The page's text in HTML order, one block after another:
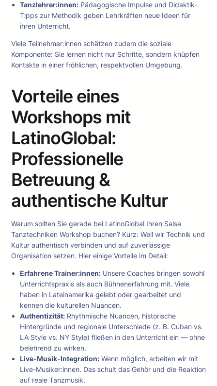
Tanzlehrer:innen: Pädagogische Impulse und Didaktik-
Tipps zur Methodik geben Lehrkräften neue Ideen für
ihren Unterricht.
Viele Teilnehmer:innen schätzen zudem die soziale
Komponente: Sie lernen nicht nur Schritte, sondern knüpfen
Kontakte in einer fröhlichen, respektvollen Umgebung.
Vorteile eines
Workshops mit
LatinoGlobal:
Professionelle
Betreuung &
authentische Kultur
Warum sollten Sie gerade bei LatinoGlobal Ihren Salsa
Tanztechniken Workshop buchen? Kurz: Weil wir Technik und
Kultur authentisch verbinden und auf zuverlässige
Organisation setzen. Hier einige Vorteile im Detail:
Erfahrene Trainer:innen: Unsere Coaches bringen sowohl
Unterrichtspraxis als auch Bühnenerfahrung mit. Viele
haben in Lateinamerika gelebt oder gearbeitet und
kennen die kulturellen Nuancen.
Authentizität: Rhythmische Nuancen, historische
Hintergründe und regionale Unterschiede (z. B. Cuban vs.
LA Style vs. NY Style) fließen in den Unterricht ein — ohne
belehrend zu wirken.
Live-Musik-Integration: Wenn möglich, arbeiten wir mit
Live-Musiker:innen. Das schult das Gehör und die Reaktion
auf reale Tanzmusik.